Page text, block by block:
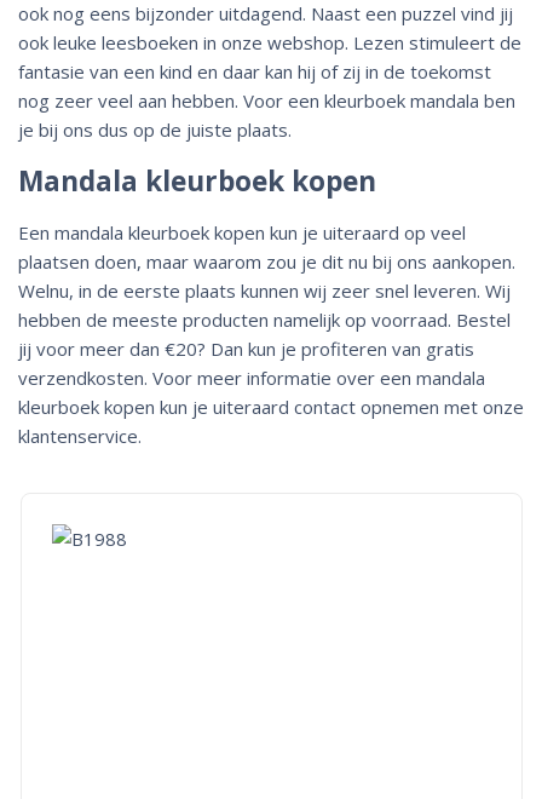
ook nog eens bijzonder uitdagend. Naast een puzzel vind jij
ook leuke leesboeken in onze webshop. Lezen stimuleert de
fantasie van een kind en daar kan hij of zij in de toekomst
nog zeer veel aan hebben. Voor een kleurboek mandala ben
je bij ons dus op de juiste plaats.
Mandala kleurboek kopen
Een mandala kleurboek kopen kun je uiteraard op veel
plaatsen doen, maar waarom zou je dit nu bij ons aankopen.
Welnu, in de eerste plaats kunnen wij zeer snel leveren. Wij
hebben de meeste producten namelijk op voorraad. Bestel
jij voor meer dan €20? Dan kun je profiteren van gratis
verzendkosten. Voor meer informatie over een mandala
kleurboek kopen kun je uiteraard contact opnemen met onze
klantenservice.